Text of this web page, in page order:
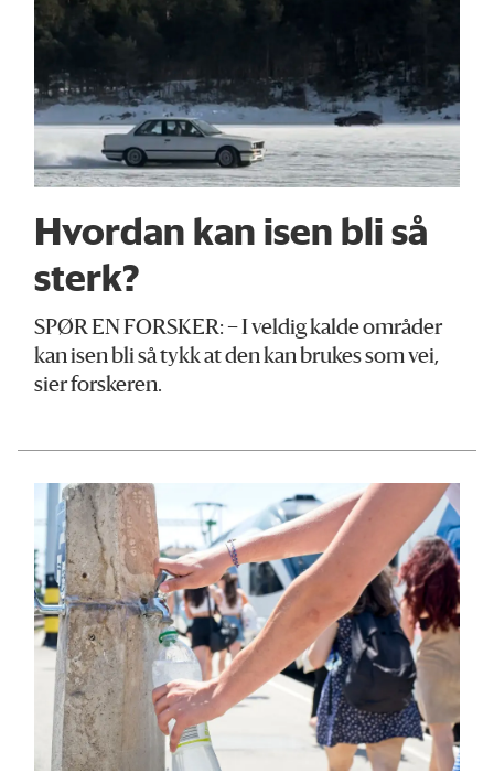
Hvordan kan isen bli så
sterk?
SPØR EN FORSKER: – I veldig kalde områder
kan isen bli så tykk at den kan brukes som vei,
sier forskeren.